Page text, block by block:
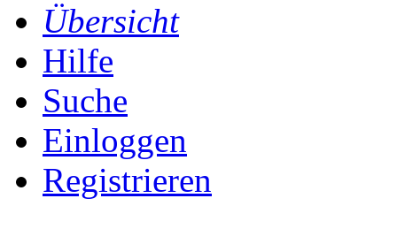
Übersicht
Hilfe
Suche
Einloggen
Registrieren